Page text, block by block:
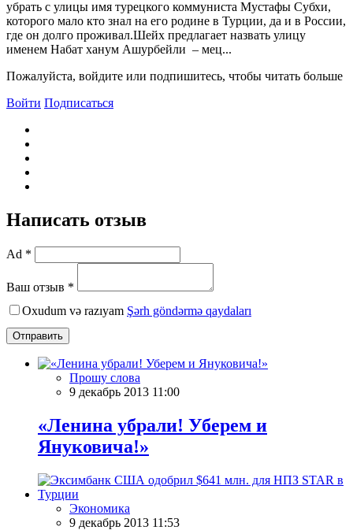
убрать с улицы имя турецкого коммуниста Мустафы Субхи,
которого мало кто знал на его родине в Турции, да и в России,
где он долго проживал.Шейх предлагает назвать улицу
именем Набат ханум Ашурбейли – мец...
Пожалуйста, войдите или подпишитесь, чтобы читать больше
Войти Подписаться
Написать отзыв
Ad *
Ваш отзыв *
Oxudum və razıyam Şərh göndərmə qaydaları
Отправить
Прошу слова
9 декабрь 2013 11:00
«Ленина убрали! Уберем и
Януковича!»
Экономика
9 декабрь 2013 11:53